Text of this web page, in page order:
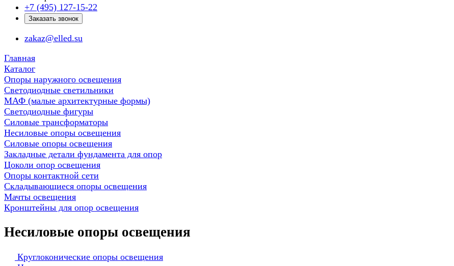
+7 (495) 127-15-22
Заказать звонок
zakaz@elled.su
Главная
Каталог
Опоры наружного освещения
Светодиодные светильники
МАФ (малые архитектурные формы)
Светодиодные фигуры
Силовые трансформаторы
Несиловые опоры освещения
Силовые опоры освещения
Закладные детали фундамента для опор
Цоколи опор освещения
Опоры контактной сети
Cкладывающиеся опоры освещения
Мачты освещения
Кронштейны для опор освещения
Несиловые опоры освещения
Круглоконические опоры освещения